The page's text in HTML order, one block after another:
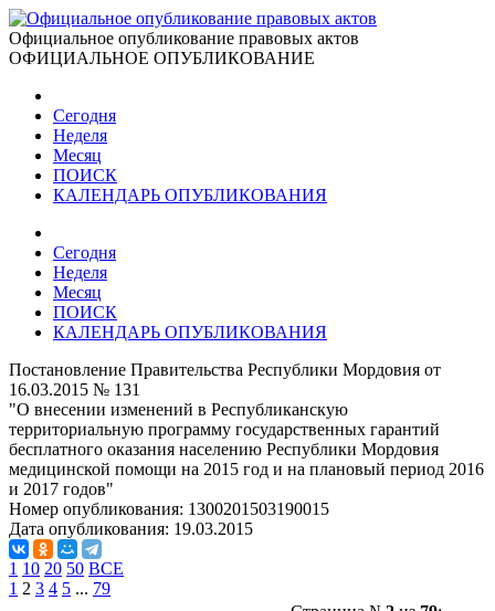
Официальное опубликование правовых актов
ОФИЦИАЛЬНОЕ ОПУБЛИКОВАНИЕ
Сегодня
Неделя
Месяц
ПОИСК
КАЛЕНДАРЬ ОПУБЛИКОВАНИЯ
Сегодня
Неделя
Месяц
ПОИСК
КАЛЕНДАРЬ ОПУБЛИКОВАНИЯ
Постановление Правительства Республики Мордовия от
16.03.2015 № 131
"О внесении изменений в Республиканскую
территориальную программу государственных гарантий
бесплатного оказания населению Республики Мордовия
медицинской помощи на 2015 год и на плановый период 2016
и 2017 годов"
Номер опубликования: 1300201503190015
Дата опубликования: 19.03.2015
1 10 20 50 ВСЕ
1 2 3 4 5 ... 79